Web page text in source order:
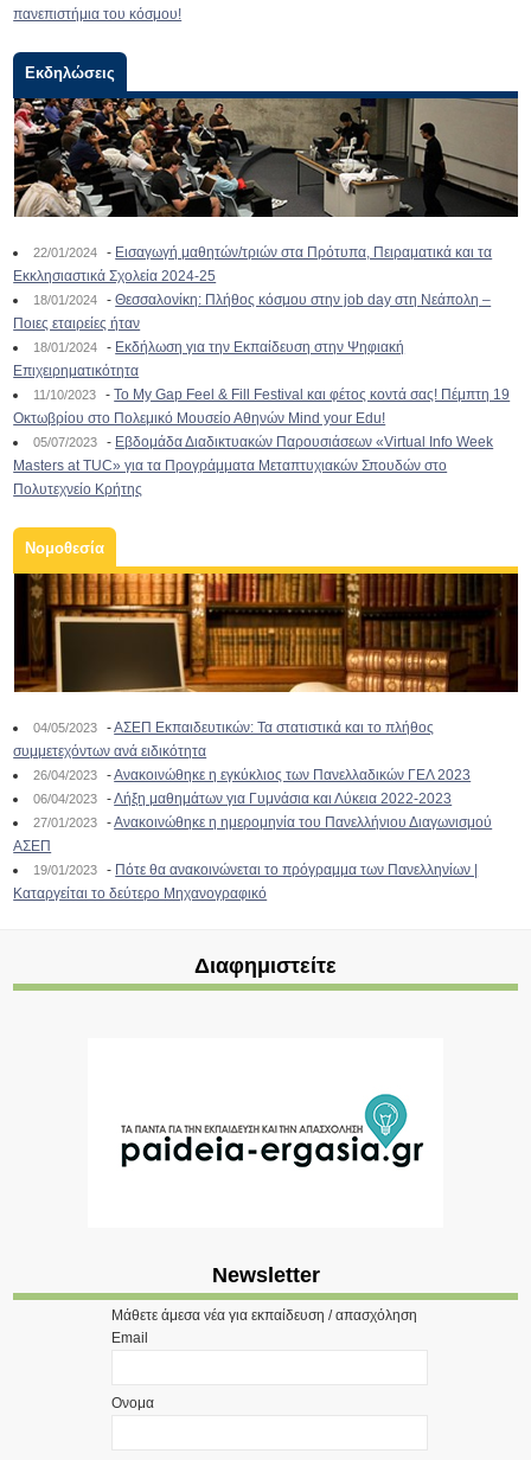
πανεπιστήμια του κόσμου!
Εκδηλώσεις
22/01/2024 - Εισαγωγή μαθητών/τριών στα Πρότυπα, Πειραματικά και τα
Εκκλησιαστικά Σχολεία 2024-25
18/01/2024 -Θεσσαλονίκη: Πλήθος κόσμου στην job day στη Νεάπολη –
Ποιες εταιρείες ήταν
18/01/2024 - Εκδήλωση για την Εκπαίδευση στην Ψηφιακή
Επιχειρηματικότητα
11/10/2023 -To My Gap Feel & Fill Festival και φέτος κοντά σας! Πέμπτη 19
Οκτωβρίου στο Πολεμικό Μουσείο Αθηνών Mind your Edu!
05/07/2023 - Εβδομάδα Διαδικτυακών Παρουσιάσεων «Virtual Info Week
Masters at TUC» για τα Προγράμματα Μεταπτυχιακών Σπουδών στο
Πολυτεχνείο Κρήτης
Νομοθεσία
04/05/2023 -ΑΣΕΠ Εκπαιδευτικών: Τα στατιστικά και το πλήθος
συμμετεχόντων ανά ειδικότητα
26/04/2023 -Ανακοινώθηκε η εγκύκλιος των Πανελλαδικών ΓΕΛ 2023
06/04/2023 -Λήξη μαθημάτων για Γυμνάσια και Λύκεια 2022-2023
27/01/2023 -Ανακοινώθηκε η ημερομηνία του Πανελλήνιου Διαγωνισμού
ΑΣΕΠ
19/01/2023 - Πότε θα ανακοινώνεται το πρόγραμμα των Πανελληνίων |
Καταργείται το δεύτερο Μηχανογραφικό
Διαφημιστείτε
Newsletter
Μάθετε άμεσα νέα για εκπαίδευση / απασχόληση
Email
Ονομα